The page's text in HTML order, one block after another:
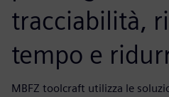
tracciabilità,
tempo e
MBFZ toolcraft utilizza le